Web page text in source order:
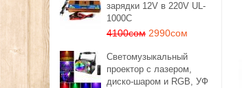
зарядки 12V в 220V UL-
1000C
4100сом 2990сом
Светомузыкальный
проектор с лазером,
диско-шаром и RGB, УФ